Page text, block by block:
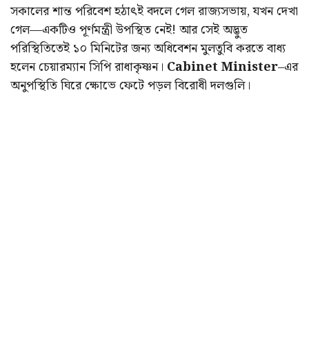
সকালের শান্ত পরিবেশ হঠাৎই বদলে গেল রাজ্যসভায়, যখন দেখা
গেল—একটিও পূর্ণমন্ত্রী উপস্থিত নেই! আর সেই অদ্ভুত
পরিস্থিতিতেই ১০ মিনিটের জন্য অধিবেশন মুলতুবি করতে বাধ্য
হলেন চেয়ারম্যান সিপি রাধাকৃষ্ণন। Cabinet Minister–এর
অনুপস্থিতি ঘিরে ক্ষোভে ফেটে পড়ল বিরোধী দলগুলি।